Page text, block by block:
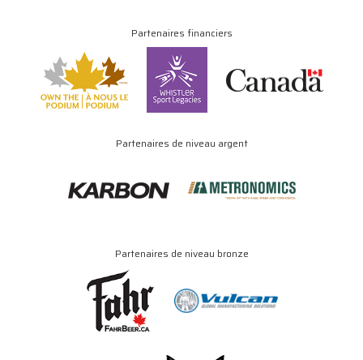
Partenaires financiers
Partenaires de niveau argent
Partenaires de niveau bronze